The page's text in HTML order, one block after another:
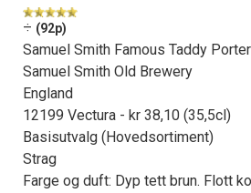
÷ (92p)
Samuel Smith Famous Taddy Porter
Samuel Smith Old Brewery
England
12199 Vectura - kr 38,10 (35,5cl)
Basisutvalg (Hovedsortiment)
Strag
Farge og duft: Dyp tett brun. Flott